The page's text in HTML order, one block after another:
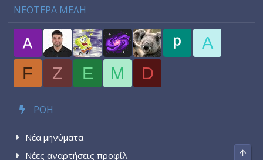
ΝΕΟΤΕΡΑ ΜΕΛΗ
A
F
Z E M D
ΡΟΉ
Νέα μηνύματα
Νέες αναρτήσεις προφίλ
Top